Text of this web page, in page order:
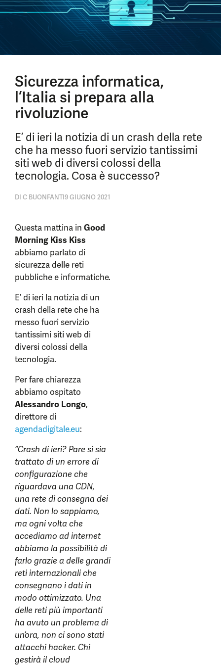
Sicurezza informatica,
l’Italia si prepara alla
rivoluzione
E’ di ieri la notizia di un crash della rete
che ha messo fuori servizio tantissimi
siti web di diversi colossi della
tecnologia. Cosa è successo?
DI C BUONFANTI9 GIUGNO 2021
Questa mattina in Good
Morning Kiss Kiss
abbiamo parlato di
sicurezza delle reti
pubbliche e informatiche.
E’ di ieri la notizia di un
crash della rete che ha
messo fuori servizio
tantissimi siti web di
diversi colossi della
tecnologia.
Per fare chiarezza
abbiamo ospitato
Alessandro Longo,
direttore di
agendadigitale.eu:
“Crash di ieri? Pare si sia
trattato di un errore di
configurazione che
riguardava una CDN,
una rete di consegna dei
dati. Non lo sappiamo,
ma ogni volta che
accediamo ad internet
abbiamo la possibilità di
farlo grazie a delle grandi
reti internazionali che
consegnano i dati in
modo ottimizzato. Una
delle reti più importanti
ha avuto un problema di
un’ora, non ci sono stati
attacchi hacker. Chi
gestirà il cloud